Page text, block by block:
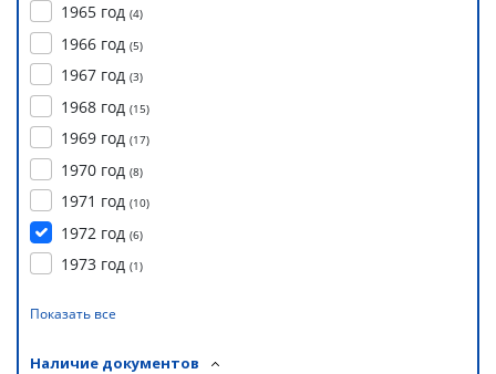
1965 год (4)
1966 год (5)
1967 год (3)
1968 год (15)
1969 год (17)
1970 год (8)
1971 год (10)
1972 год (6)
1973 год (1)
Показать все
Наличие документов